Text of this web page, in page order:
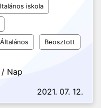
iskola
Általános Beosztott
Nap
2021. 07. 12.